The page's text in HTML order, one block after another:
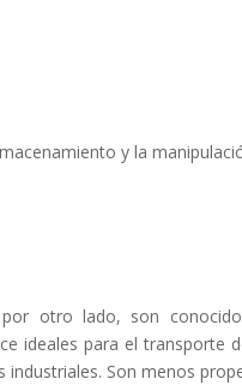
y la
otro lado, son
ideales para el transporte
Son menos